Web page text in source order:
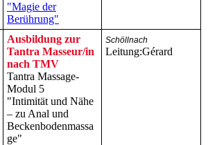
"Magie der
Berührung"
Ausbildung zur
Tantra Masseur/in
nach TMV
Tantra Massage-
Modul 5
"Intimität und Nähe
– zu Anal und
Beckenbodenmassa
ge"
Schöllnach
Leitung:Gérard